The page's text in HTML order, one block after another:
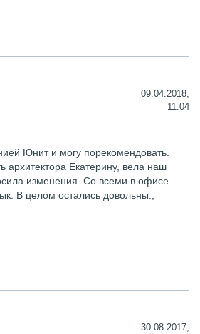
09.04.2018,
11:04
Юнит и могу порекомендовать.
архитектора Екатерину, вела наш
изменения. Со всеми в офисе
В целом остались довольны.,
30.08.2017,